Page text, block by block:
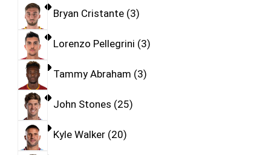
Bryan Cristante 3
Lorenzo Pellegrini 3
Tammy Abraham 3
John Stones 25
Kyle Walker 20